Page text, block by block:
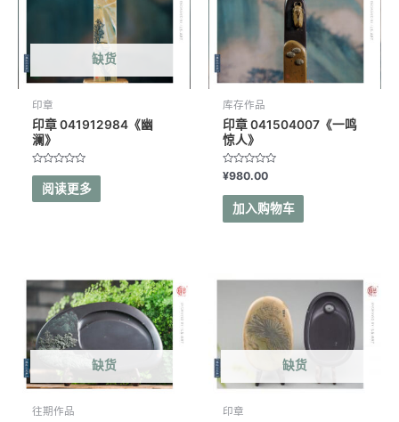
缺货
印章
印章 041912984《幽
澜》
评
分
&sol;
阅读更多
库存作品
印章 041504007《一鸣
惊人》
评
分
0
&sol;
¥980.00
加入购物车
缺货
往期作品
缺货
印章